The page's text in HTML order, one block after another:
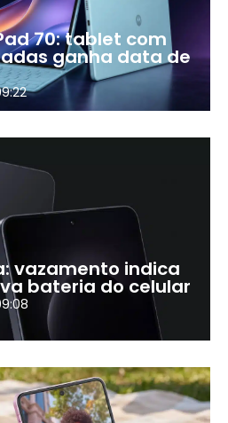
70: tablet com
ganha data de
vazamento indica
bateria do celular